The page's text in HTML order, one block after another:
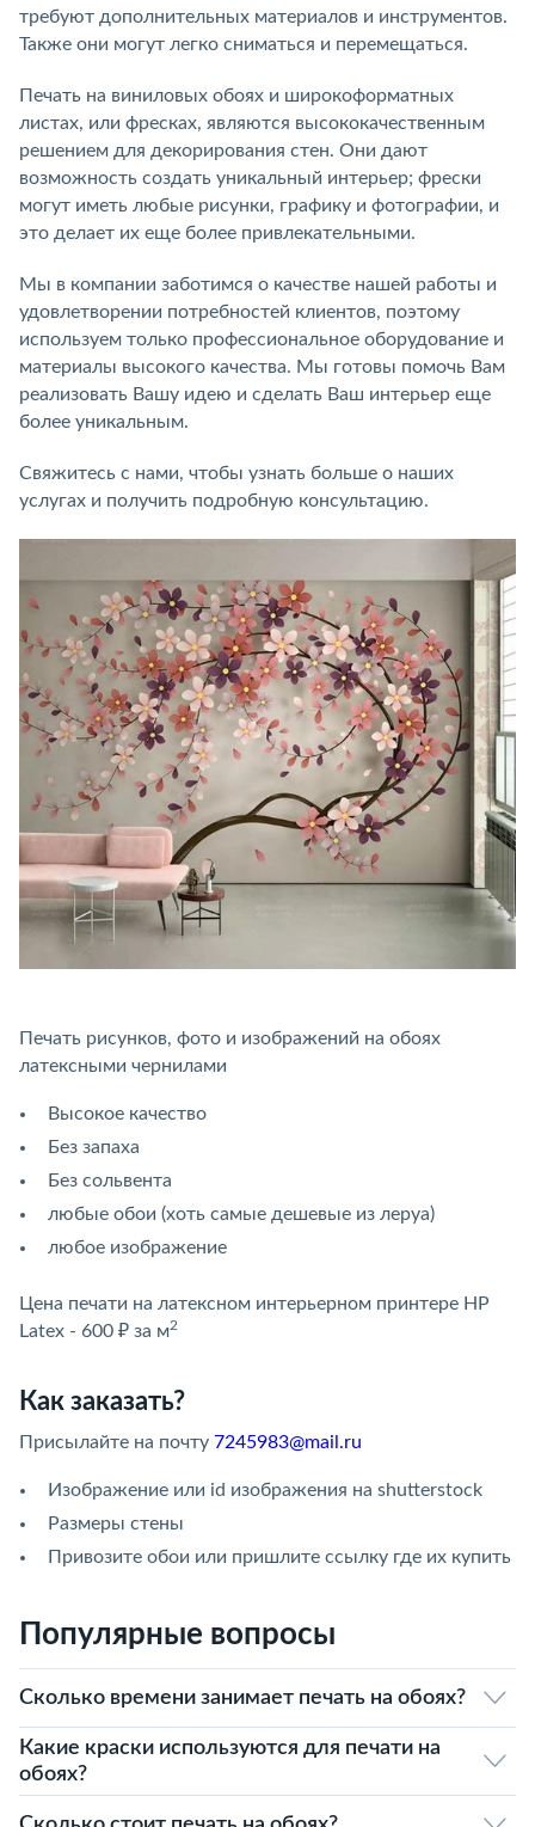
требуют дополнительных материалов и инструментов.
Также они могут легко сниматься и перемещаться.
Печать на виниловых обоях и широкоформатных
листах, или фресках, являются высококачественным
решением для декорирования стен. Они дают
возможность создать уникальный интерьер; фрески
могут иметь любые рисунки, графику и фотографии, и
это делает их еще более привлекательными.
Мы в компании заботимся о качестве нашей работы и
удовлетворении потребностей клиентов, поэтому
используем только профессиональное оборудование и
материалы высокого качества. Мы готовы помочь Вам
реализовать Вашу идею и сделать Ваш интерьер еще
более уникальным.
Свяжитесь с нами, чтобы узнать больше о наших
услугах и получить подробную консультацию.
Печать рисунков, фото и изображений на обоях
латексными чернилами
Высокое качество
Без запаха
Без сольвента
любые обои (хоть самые дешевые из леруа)
любое изображение
Цена печати на латексном интерьерном принтере HP
Latex - 600 ₽ за м2
Как заказать?
Присылайте на почту 7245983@mail.ru
Изображение или id изображения на shutterstock
Размеры стены
Привозите обои или пришлите ссылку где их купить
Популярные вопросы
Сколько времени занимает печать на обоях?
Какие краски используются для печати на
обоях?